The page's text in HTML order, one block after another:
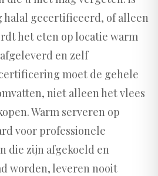
halal gecertificeerd, of alleen
het eten op locatie warm
en zelf
moet de gehele
niet alleen het vlees
Warm serveren op
voor professionele
die zijn afgekoeld en
worden, leveren nooit